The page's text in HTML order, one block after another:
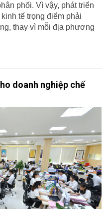
phối. Vì vậy, phát triển
tế trọng điểm phải
thay vì mỗi địa phương
doanh nghiệp chế